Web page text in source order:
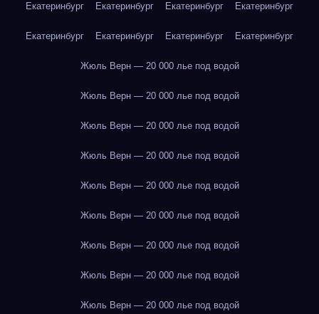
Екатеринбург Екатеринбург Екатеринбург Екатеринбург
Екатеринбург Екатеринбург Екатеринбург Екатеринбург
Жюль Верн — 20 000 лье под водой
Жюль Верн — 20 000 лье под водой
Жюль Верн — 20 000 лье под водой
Жюль Верн — 20 000 лье под водой
Жюль Верн — 20 000 лье под водой
Жюль Верн — 20 000 лье под водой
Жюль Верн — 20 000 лье под водой
Жюль Верн — 20 000 лье под водой
Жюль Верн — 20 000 лье под водой